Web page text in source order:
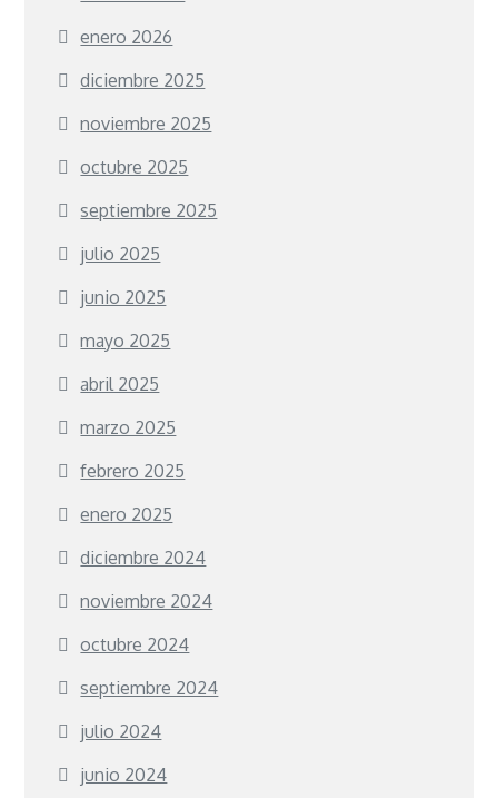
enero 2026
diciembre 2025
noviembre 2025
octubre 2025
septiembre 2025
julio 2025
junio 2025
mayo 2025
abril 2025
marzo 2025
febrero 2025
enero 2025
diciembre 2024
noviembre 2024
octubre 2024
septiembre 2024
julio 2024
junio 2024